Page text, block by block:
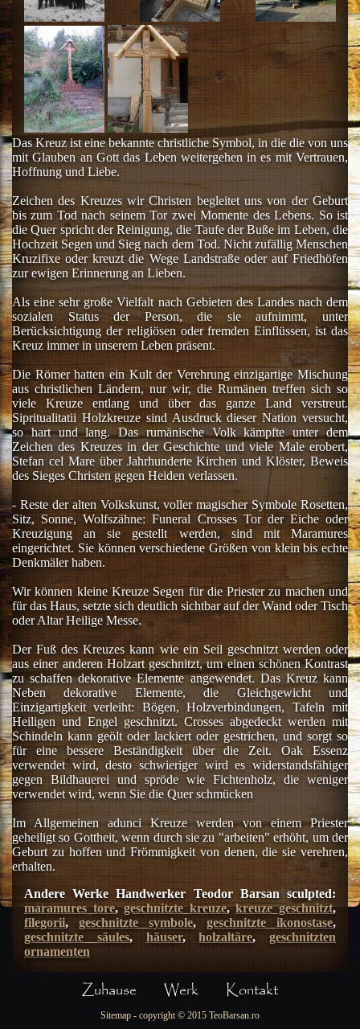
Das Kreuz ist eine bekannte christliche Symbol, in die die von uns
mit Glauben an Gott das Leben weitergehen in es mit Vertrauen,
Hoffnung und Liebe.
Zeichen des Kreuzes wir Christen begleitet uns von der Geburt
bis zum Tod nach seinem Tor zwei Momente des Lebens. So ist
die Quer spricht der Reinigung, die Taufe der Buße im Leben, die
Hochzeit Segen und Sieg nach dem Tod. Nicht zufällig Menschen
Kruzifixe oder kreuzt die Wege Landstraße oder auf Friedhöfen
zur ewigen Erinnerung an Lieben.
Als eine sehr große Vielfalt nach Gebieten des Landes nach dem
sozialen Status der Person, die sie aufnimmt, unter
Berücksichtigung der religiösen oder fremden Einflüssen, ist das
Kreuz immer in unserem Leben präsent.
Die Römer hatten ein Kult der Verehrung einzigartige Mischung
aus christlichen Ländern, nur wir, die Rumänen treffen sich so
viele Kreuze entlang und über das ganze Land verstreut.
Sipritualitatii Holzkreuze sind Ausdruck dieser Nation versucht,
so hart und lang.Das rumänische Volk kämpfte unter dem
Zeichen des Kreuzes in der Geschichte und viele Male erobert,
Stefan cel Mare über Jahrhunderte Kirchen und Klöster, Beweis
des Sieges Christen gegen Heiden verlassen.
- Reste der alten Volkskunst, voller magischer Symbole Rosetten,
Sitz, Sonne, Wolfszähne: Funeral Crosses Tor der Eiche oder
Kreuzigung an sie gestellt werden, sind mit Maramures
eingerichtet. Sie können verschiedene Größen von klein bis echte
Denkmäler haben.
Wir können kleine Kreuze Segen für die Priester zu machen und
für das Haus, setzte sich deutlich sichtbar auf der Wand oder Tisch
oder Altar Heilige Messe.
Der Fuß des Kreuzes kann wie ein Seil geschnitzt werden oder
aus einer anderen Holzart geschnitzt, um einen schönen Kontrast
zu schaffen dekorative Elemente angewendet. Das Kreuz kann
Neben dekorative Elemente, die Gleichgewicht und
Einzigartigkeit verleiht: Bögen, Holzverbindungen, Tafeln mit
Heiligen und Engel geschnitzt. Crosses abgedeckt werden mit
Schindeln kann geölt oder lackiert oder gestrichen, und sorgt so
für eine bessere Beständigkeit über die Zeit.Oak Essenz
verwendet wird, desto schwieriger wird es widerstandsfähiger
gegen Bildhauerei und spröde wie Fichtenholz, die weniger
verwendet wird, wenn Sie die Quer schmücken
Im Allgemeinen adunci Kreuze werden von einem Priester
geheiligt so Gottheit, wenn durch sie zu "arbeiten" erhöht, um der
Geburt zu hoffen und Frömmigkeit von denen, die sie verehren,
erhalten.
Andere Werke Handwerker Teodor Barsan sculpted:
maramures tore,geschnitzte kreuze,kreuze geschnitzt,
filegorii, geschnitzte symbole, geschnitzte ikonostase,
geschnitzte säules, häuser,holzaltäre, geschnitzten
ornamenten
Zuhause Werk Kontakt
Sitemap - copyright © 2015 TeoBarsan.ro